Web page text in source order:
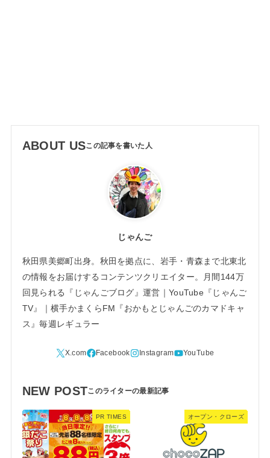
ABOUT US
じゃんご
秋田県美郷町出身。秋田を拠点に、岩手・青森まで北東北
の情報をお届けするコンテンツクリエイター。月間144万
回見られる『じゃんごブログ』運営｜YouTube『じゃんご
TV』｜横手かまくらFM『おかもとじゃんごのカマドキャ
ス』毎週レギュラー
NEW POST
PR TIMES オープン・クローズ